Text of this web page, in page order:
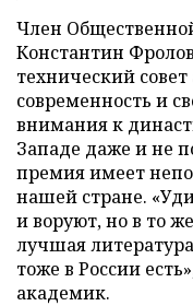
Член
Константин
технический
современность и
внимания к
Западе даже и не
премия имеет
нашей стране.
и воруют, но в то
лучшая
тоже в России
академик.